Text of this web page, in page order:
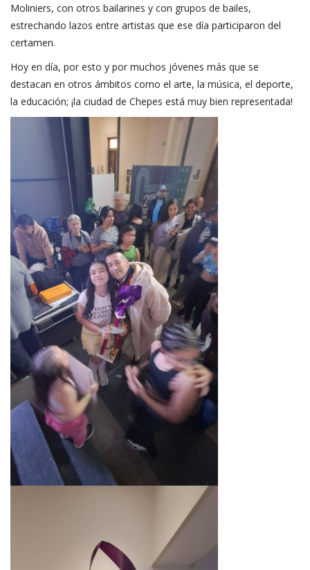
Moliniers, con otros bailarines y con grupos de bailes,
estrechando lazos entre artistas que ese día participaron del
certamen.
Hoy en día, por esto y por muchos jóvenes más que se
destacan en otros ámbitos como el arte, la música, el deporte,
la educación; ¡la ciudad de Chepes está muy bien representada!